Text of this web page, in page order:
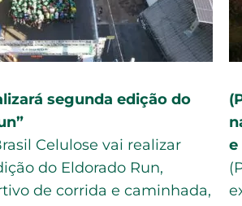
segunda edição do
Celulose vai realizar
do Eldorado Run,
de corrida e caminhada,
e